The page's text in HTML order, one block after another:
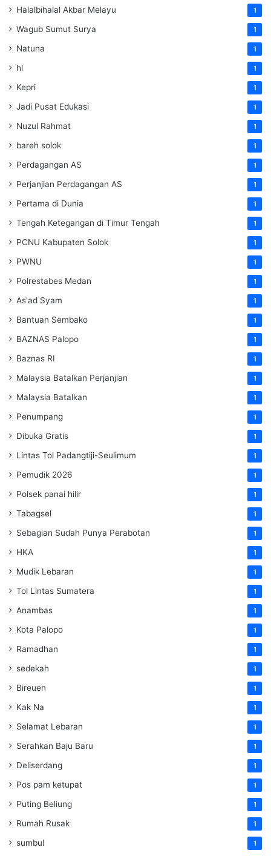
Halalbihalal Akbar Melayu 1
Wagub Sumut Surya 1
Natuna 1
hl 1
Kepri 1
Jadi Pusat Edukasi 1
Nuzul Rahmat 1
bareh solok 1
Perdagangan AS 1
Perjanjian Perdagangan AS 1
Pertama di Dunia 1
Tengah Ketegangan di Timur Tengah 1
PCNU Kabupaten Solok 1
PWNU 1
Polrestabes Medan 1
As'ad Syam 1
Bantuan Sembako 1
BAZNAS Palopo 1
Baznas RI 1
Malaysia Batalkan Perjanjian 1
Malaysia Batalkan 1
Penumpang 1
Dibuka Gratis 1
Lintas Tol Padangtiji-Seulimum 1
Pemudik 2026 1
Polsek panai hilir 1
Tabagsel 1
Sebagian Sudah Punya Perabotan 1
HKA 1
Mudik Lebaran 1
Tol Lintas Sumatera 1
Anambas 1
Kota Palopo 1
Ramadhan 1
sedekah 1
Bireuen 1
Kak Na 1
Selamat Lebaran 1
Serahkan Baju Baru 1
Deliserdang 1
Pos pam ketupat 1
Puting Beliung 1
Rumah Rusak 1
sumbul 1